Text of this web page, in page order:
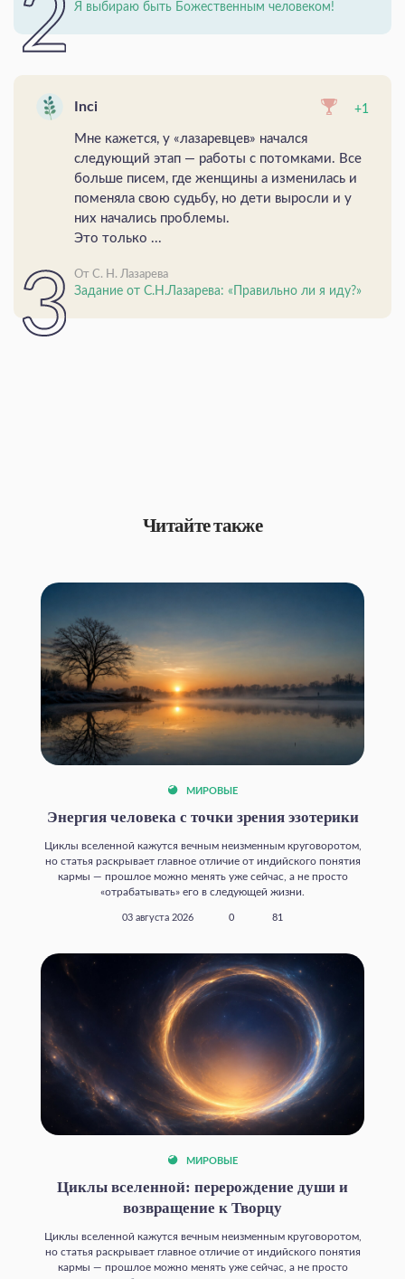
Я выбираю быть Божественным человеком!
Inci +1
Мне кажется, у «лазаревцев» начался
следующий этап — работы с потомками. Все
больше писем, где женщины а изменилась и
поменяла свою судьбу, но дети выросли и у
них начались проблемы.
Это только ...
От С. Н. Лазарева
Задание от С.Н.Лазарева: «Правильно ли я иду?»
Читайте также
МИРОВЫЕ
Энергия человека с точки зрения эзотерики
Циклы вселенной кажутся вечным неизменным круговоротом,
но статья раскрывает главное отличие от индийского понятия
кармы — прошлое можно менять уже сейчас, а не просто
«отрабатывать» его в следующей жизни.
03 августа 2026 0 81
МИРОВЫЕ
Циклы вселенной: перерождение души и
возвращение к Творцу
Циклы вселенной кажутся вечным неизменным круговоротом,
но статья раскрывает главное отличие от индийского понятия
кармы — прошлое можно менять уже сейчас, а не просто